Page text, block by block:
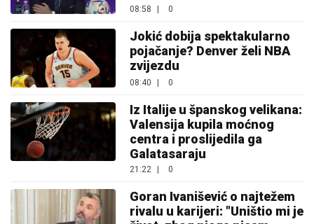
08:58 | 0
Jokić dobija spektakularno
pojačanje? Denver želi NBA
zvijezdu
08:40 0
Iz Italije u španskog velikana:
Valensija kupila moćnog
centra i proslijedila ga
Galatasaraju
21:22 0
Goran Ivanišević o najtežem
rivalu u karijeri: "Uništio mi je